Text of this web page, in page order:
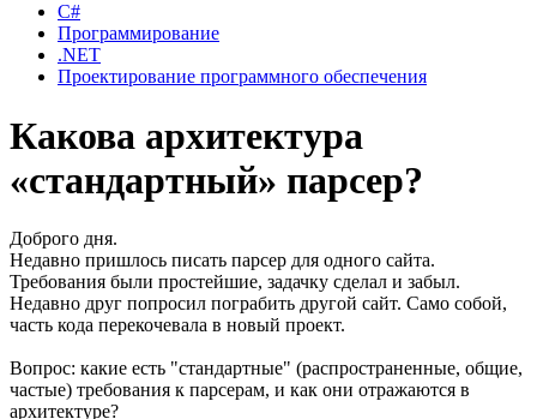
C#
Программирование
.NET
Проектирование программного обеспечения
Какова архитектура
«стандартный» парсер?
Доброго дня.
Недавно пришлось писать парсер для одного сайта.
Требования были простейшие, задачку сделал и забыл.
Недавно друг попросил пограбить другой сайт. Само собой,
часть кода перекочевала в новый проект.
Вопрос: какие есть "стандартные" (распространенные, общие,
частые) требования к парсерам, и как они отражаются в
архитектуре?